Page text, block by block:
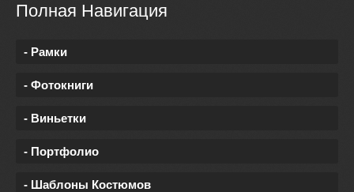
Полная Навигация
- Рамки
- Фотокниги
- Виньетки
- Портфолио
- Шаблоны Костюмов